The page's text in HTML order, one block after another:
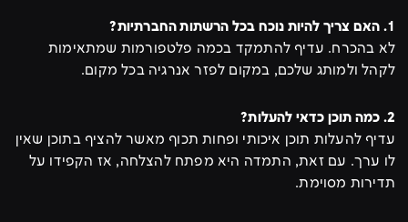
1. האם צריך להיות נוכח בכל הרשתות החברתיות?
לא בהכרח. עדיף להתמקד בכמה פלטפורמות שמתאימות
לקהל ולמותג שלכם, במקום לפזר אנרגיה בכל מקום.
2. כמה תוכן כדאי להעלות?
עדיף להעלות תוכן איכותי ופחות תכוף מאשר להציף בתוכן שאין
לו ערך. עם זאת, התמדה היא מפתח להצלחה, אז הקפידו על
תדירות מסוימת.